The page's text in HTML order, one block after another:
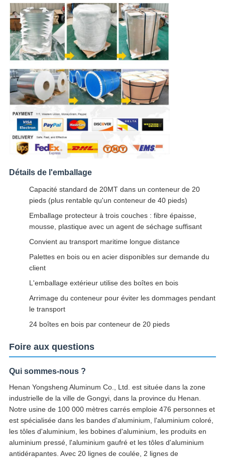
Détails de l'emballage
Capacité standard de 20MT dans un conteneur de 20
pieds (plus rentable qu'un conteneur de 40 pieds)
Emballage protecteur à trois couches : fibre épaisse,
mousse, plastique avec un agent de séchage suffisant
Convient au transport maritime longue distance
Palettes en bois ou en acier disponibles sur demande du
client
L'emballage extérieur utilise des boîtes en bois
Arrimage du conteneur pour éviter les dommages pendant
le transport
24 boîtes en bois par conteneur de 20 pieds
Foire aux questions
Qui sommes-nous ?
Henan Yongsheng Aluminum Co., Ltd. est située dans la zone
industrielle de la ville de Gongyi, dans la province du Henan.
Notre usine de 100 000 mètres carrés emploie 476 personnes et
est spécialisée dans les bandes d'aluminium, l'aluminium coloré,
les tôles d'aluminium, les bobines d'aluminium, les produits en
aluminium pressé, l'aluminium gaufré et les tôles d'aluminium
antidérapantes. Avec 20 lignes de coulée, 2 lignes de